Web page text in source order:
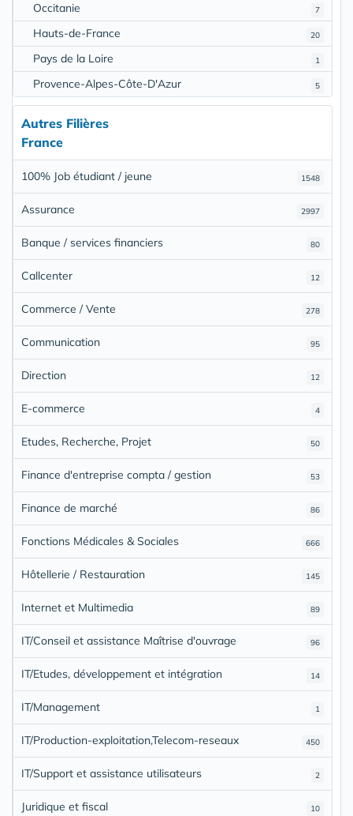
7
Occitanie
20
Hauts-de-France
1
Pays de la Loire
5
Provence-Alpes-Côte-D'Azur
Autres Filières
France
1548
100% Job étudiant / jeune
2997
Assurance
80
Banque / services financiers
12
Callcenter
278
Commerce / Vente
95
Communication
12
Direction
4
E-commerce
50
Etudes, Recherche, Projet
53
Finance d'entreprise compta / gestion
86
Finance de marché
666
Fonctions Médicales & Sociales
145
Hôtellerie / Restauration
89
Internet et Multimedia
96
IT/Conseil et assistance Maîtrise d'ouvrage
14
IT/Etudes, développement et intégration
1
IT/Management
450
IT/Production-exploitation,Telecom-reseaux
2
IT/Support et assistance utilisateurs
10
Juridique et fiscal